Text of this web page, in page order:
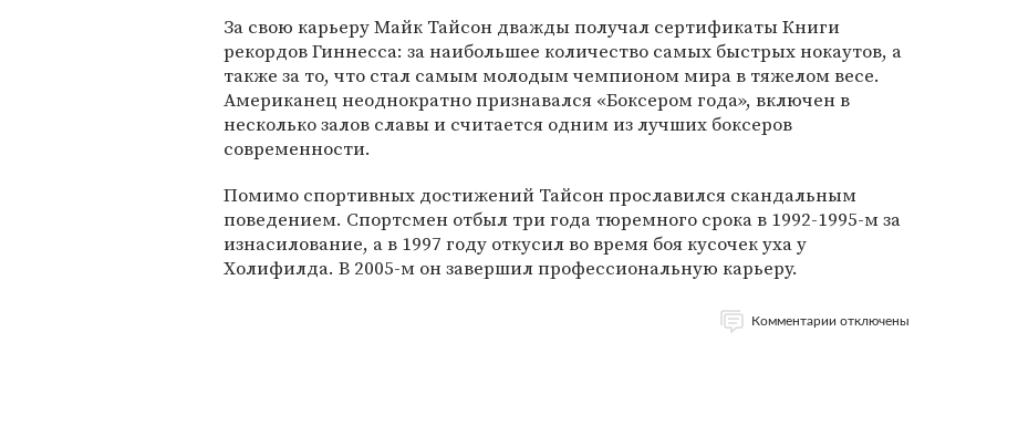
За свою карьеру Майк Тайсон дважды получал сертификаты Книги
рекордов Гиннесса: за наибольшее количество самых быстрых нокаутов, а
также за то, что стал самым молодым чемпионом мира в тяжелом весе.
Американец неоднократно признавался «Боксером года», включен в
несколько залов славы и считается одним из лучших боксеров
современности.
Помимо спортивных достижений Тайсон прославился скандальным
поведением. Спортсмен отбыл три года тюремного срока в 1992-1995-м за
изнасилование, а в 1997 году откусил во время боя кусочек уха у
Холифилда. В 2005-м он завершил профессиональную карьеру.
Комментарии отключены